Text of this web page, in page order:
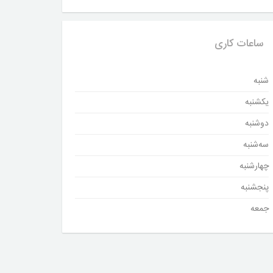
ساعات کاری
شنبه
یکشنبه
دوشنبه
سه‌شنبه
چهارشنبه
پنجشنبه
جمعه